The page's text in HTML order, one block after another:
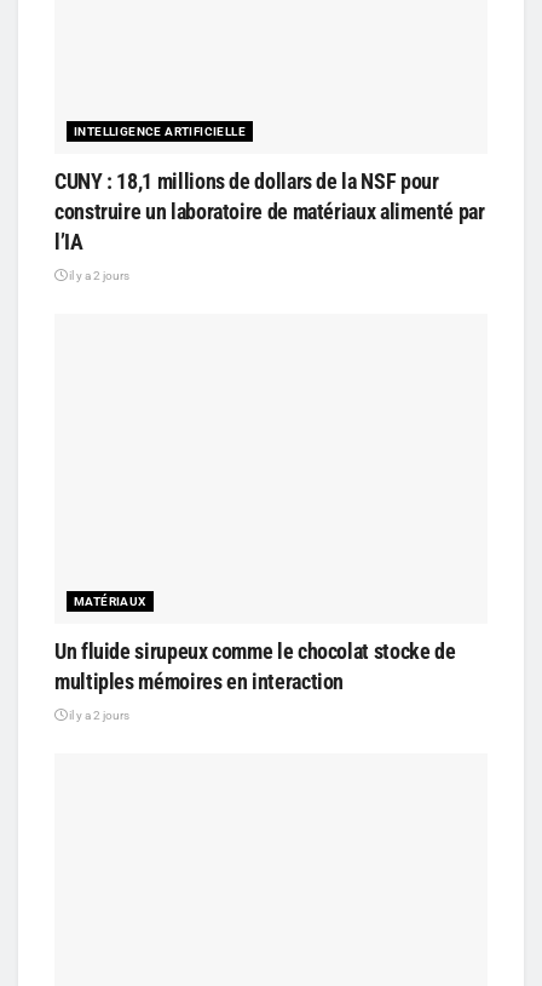
INTELLIGENCE ARTIFICIELLE
CUNY : 18,1 millions de dollars de la NSF pour
construire un laboratoire de matériaux alimenté par
l’IA
il y a 2 jours
MATÉRIAUX
Un fluide sirupeux comme le chocolat stocke de
multiples mémoires en interaction
il y a 2 jours